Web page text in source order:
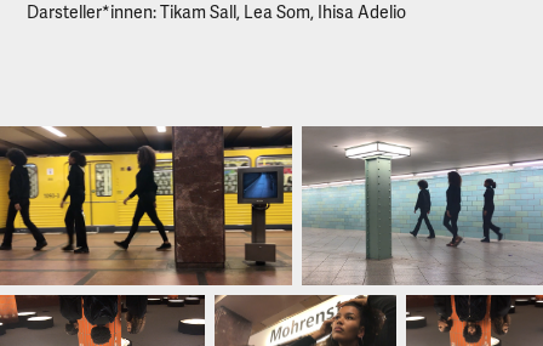
Darsteller*innen: Tikam Sall, Lea Som, Ihisa Adelio